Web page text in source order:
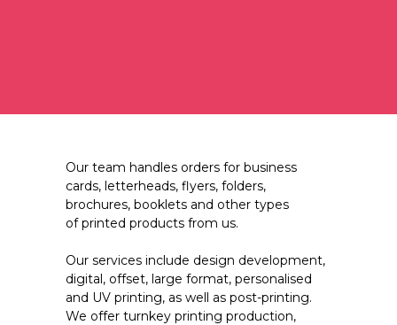
Our team handles orders for business
cards, letterheads, flyers, folders,
brochures, booklets and other types
of printed products from us.
Our services include design development,
digital, offset, large format, personalised
and UV printing, as well as post-printing.
We offer turnkey printing production,